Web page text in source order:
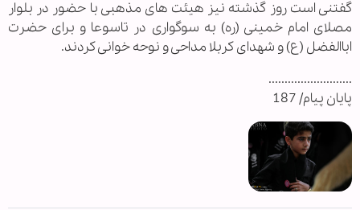
گفتنی است روز گذشته نیز هیئت های مذهبی با حضور در بلوار
مصلای امام خمینی (ره) به سوگواری در تاسوعا و برای حضرت
اباالفضل (ع) و شهدای کربلا مداحی و نوحه خوانی کردند.
..........................
پایان پیام/ 187